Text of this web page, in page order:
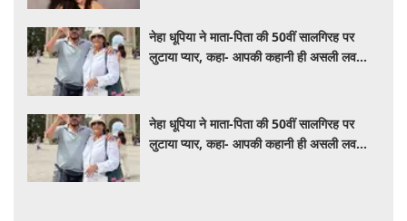
नेहा धूपिया ने माता-पिता की 50वीं सालगिरह पर
लुटाया प्यार, कहा- आपकी कहानी ही असली लव
नेहा धूपिया ने माता-पिता की 50वीं सालगिरह पर
लुटाया प्यार, कहा- आपकी कहानी ही असली लव